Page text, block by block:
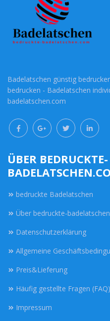
Badelatschen günstig
bedrucken - Badelatschen
badelatschen.com
ÜBER BEDRUCKTE-
bedruckte Badelatschen
Über bedruckte-
Datenschutzerklärung
Allgemeine
Preis&Lieferung
Häufig gestellte Fragen (FAQ)
Impressum